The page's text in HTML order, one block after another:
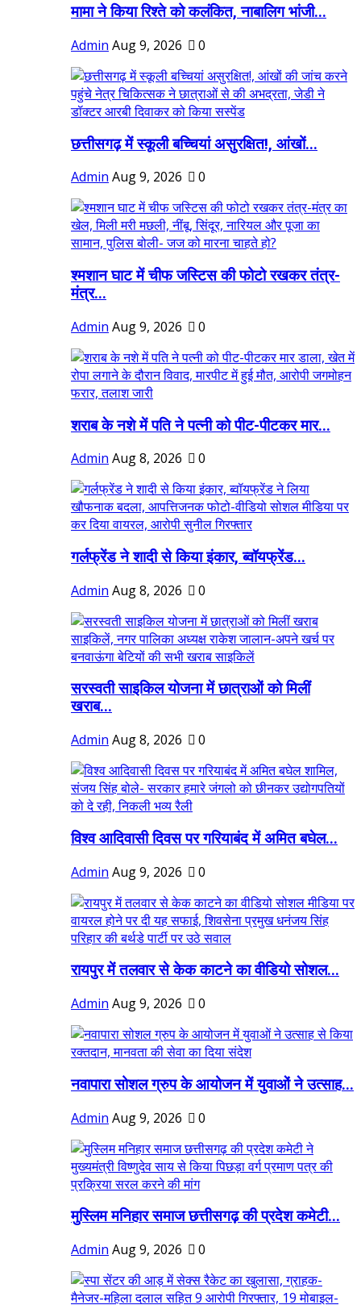
मामा ने किया रिश्ते को कलंकित, नाबालिग भांजी...
Admin Aug 9, 2026 0
छत्तीसगढ़ में स्कूली बच्चियां असुरक्षित!, आंखों...
Admin Aug 9, 2026 0
श्मशान घाट में चीफ जस्टिस की फोटो रखकर तंत्र-
मंत्र...
Admin Aug 9, 2026 0
शराब के नशे में पति ने पत्नी को पीट-पीटकर मार...
Admin Aug 8, 2026 0
गर्लफ्रेंड ने शादी से किया इंकार, ब्वॉयफ्रेंड...
Admin Aug 8, 2026 0
सरस्वती साइकिल योजना में छात्राओं को मिलीं
खराब...
Admin Aug 8, 2026 0
विश्व आदिवासी दिवस पर गरियाबंद में अमित बघेल...
Admin Aug 9, 2026 0
रायपुर में तलवार से केक काटने का वीडियो सोशल...
Admin Aug 9, 2026 0
नवापारा सोशल ग्रुप के आयोजन में युवाओं ने उत्साह...
Admin Aug 9, 2026 0
मुस्लिम मनिहार समाज छत्तीसगढ़ की प्रदेश कमेटी...
Admin Aug 9, 2026 0